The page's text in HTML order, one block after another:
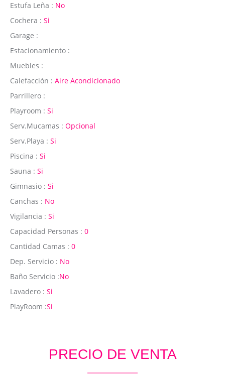
Estufa Leña : No
Cochera : Si
Garage :
Estacionamiento :
Muebles :
Calefacción : Aire Acondicionado
Parrillero :
Playroom : Si
Serv.Mucamas : Opcional
Serv.Playa : Si
Piscina : Si
Sauna : Si
Gimnasio : Si
Canchas : No
Vigilancia : Si
Capacidad Personas : 0
Cantidad Camas : 0
Dep. Servicio : No
Baño Servicio :No
Lavadero : Si
PlayRoom :Si
PRECIO DE VENTA